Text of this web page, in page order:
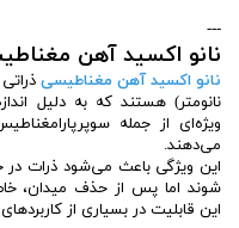
---
نانو اکسید آهن
نانو اکسید آهن مغناطیسی
نانومتر) هستند که به دلیل
می‌دهند.
این ویژگی باعث می‌شود ذرات
شوند اما پس از حذف میدان،
این قابلیت در بسیاری از